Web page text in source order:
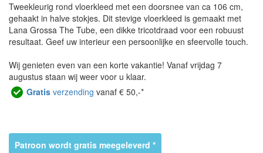
Tweekleurig rond vloerkleed met een doorsnee van ca 106 cm,
gehaakt in halve stokjes. Dit stevige vloerkleed is gemaakt met
Lana Grossa The Tube, een dikke tricotdraad voor een robuust
resultaat. Geef uw interieur een persoonlijke en sfeervolle touch.
Wij genieten even van een korte vakantie! Vanaf vrijdag 7
augustus staan wij weer voor u klaar.
Gratis verzending vanaf € 50,-*
Patroon wordt gratis meegeleverd *